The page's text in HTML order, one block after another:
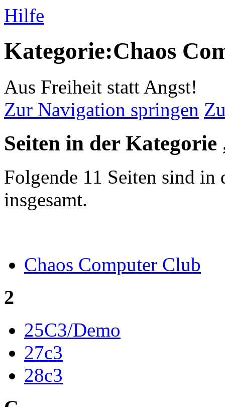
Hilfe
Kategorie:Chaos
Aus Freiheit statt Angst!
Zur Navigation springen
Seiten in der
Folgende 11 Seiten sind in
insgesamt.
Chaos Computer Club
2
25C3/Demo
27c3
28c3